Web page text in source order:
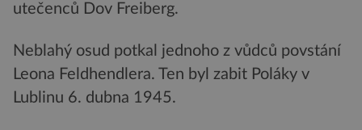
utečenců Dov Freiberg.
Neblahý osud potkal jednoho z vůdců povstání
Leona Feldhendlera. Ten byl zabit Poláky v
Lublinu 6. dubna 1945.